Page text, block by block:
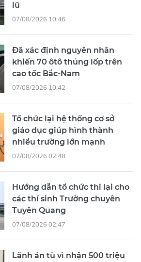
lũ
07/08/2026 10:46
Đã xác định nguyên nhân
khiến 70 ôtô thủng lốp trên
cao tốc Bắc-Nam
07/08/2026 10:42
Tổ chức lại hệ thống cơ sở
giáo dục giúp hình thành
nhiều trường lớn mạnh
07/08/2026 02:48
Hướng dẫn tổ chức thi lại cho
các thí sinh Trường chuyên
Tuyên Quang
07/08/2026 02:47
Lãnh án tù vì nhận 500 triệu